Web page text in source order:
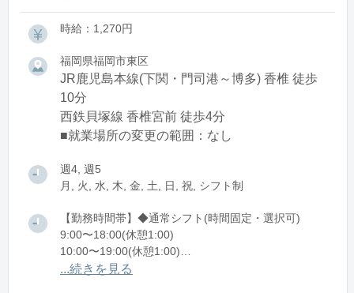
時給：1,270円
福岡県福岡市東区
JR鹿児島本線(下関・門司港～博多) 香椎 徒歩
10分
西鉄貝塚線 香椎宮前 徒歩4分
■就業場所の変更の範囲：なし
週4, 週5
月, 火, 水, 木, 金, 土, 日, 祝, シフト制
【勤務時間帯】◆通常シフト(時間固定・選択可)
9:00〜18:00(休憩1:00)
10:00〜19:00(休憩1:00)
11:00〜20:00(休憩1:00)
...続きを見る